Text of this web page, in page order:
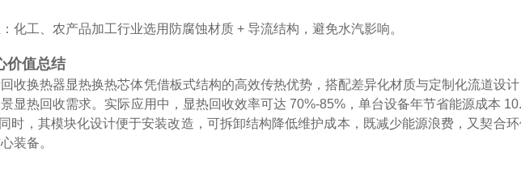
化工、农产品加工行业选用防腐蚀材质 + 导流结构，避免水汽影响。
价值总结
收换热器显热换热芯体凭借板式结构的高效传热优势，搭配差异化材质与定制化流道设
显热回收需求。实际应用中，显热回收效率可达 70%-85%，单台设备年节省能源成本
时，其模块化设计便于安装改造，可拆卸结构降低维护成本，既减少能源浪费，又契合
装备。